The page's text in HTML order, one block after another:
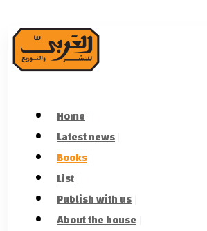
Home
Latest news
Books
List
Publish with us
About the house